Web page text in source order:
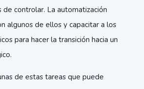
de controlar. La automatización
algunos de ellos y capacitar a los
para hacer la transición hacia un
de estas tareas que puede